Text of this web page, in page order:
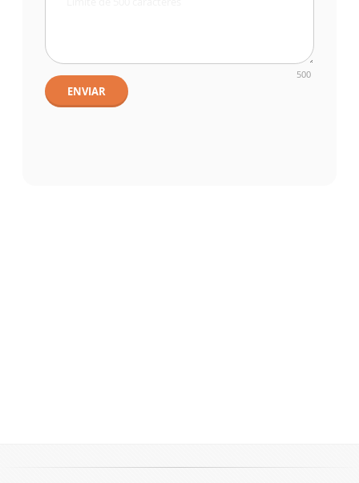
500
ENVIAR